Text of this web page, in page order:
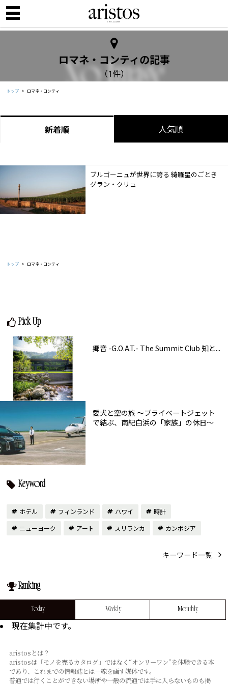
ロマネ・コンティの記事
（1件）
トップ ロマネ・コンティ
新着順 人気順
ブルゴーニュが世界に誇る 綺羅星のごとき
グラン・クリュ
トップ ロマネ・コンティ
Pick Up
郷音 -G.O.A.T.- The Summit Club 知と...
愛犬と空の旅 ～プライベートジェット
で結ぶ、南紀白浜の「家族」の休日～
Keyword
ホテル フィンランド ハワイ
時計
ニューヨーク
アート スリランカ カンボジア
キーワード一覧
Ranking
Today Weekly Monthly
現在集計中です。
aristosとは？
aristosは「モノを売るカタログ」ではなく“オンリーワン”を体験できる本
であり、これまでの情報誌とは⼀線を画す媒体です。
普通では⾏くことができない場所や⼀般の流通では⼿に⼊らないものも掲